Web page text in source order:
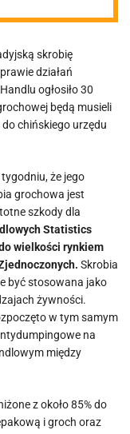
skrobię
działań
ogłosiło 30
będą musieli
chińskiego urzędu
że jego
grochowa jest
szkody dla
Statistics
wielkości rynkiem
Skrobia
być stosowana jako
żywności.
w tym samym
na
między
z około 85% do
i groch oraz